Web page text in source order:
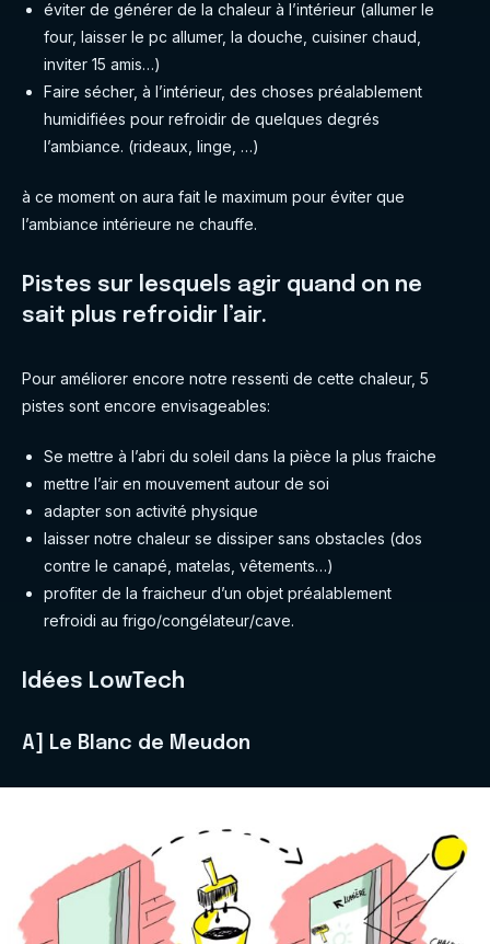
éviter de générer de la chaleur à l’intérieur (allumer le
four, laisser le pc allumer, la douche, cuisiner chaud,
inviter 15 amis…)
Faire sécher, à l’intérieur, des choses préalablement
humidifiées pour refroidir de quelques degrés
l’ambiance. (rideaux, linge, …)
à ce moment on aura fait le maximum pour éviter que
l’ambiance intérieure ne chauffe.
Pistes sur lesquels agir quand on ne
sait plus refroidir l’air.
Pour améliorer encore notre ressenti de cette chaleur, 5
pistes sont encore envisageables:
Se mettre à l’abri du soleil dans la pièce la plus fraiche
mettre l’air en mouvement autour de soi
adapter son activité physique
laisser notre chaleur se dissiper sans obstacles (dos
contre le canapé, matelas, vêtements…)
profiter de la fraicheur d’un objet préalablement
refroidi au frigo/congélateur/cave.
Idées LowTech
A] Le Blanc de Meudon